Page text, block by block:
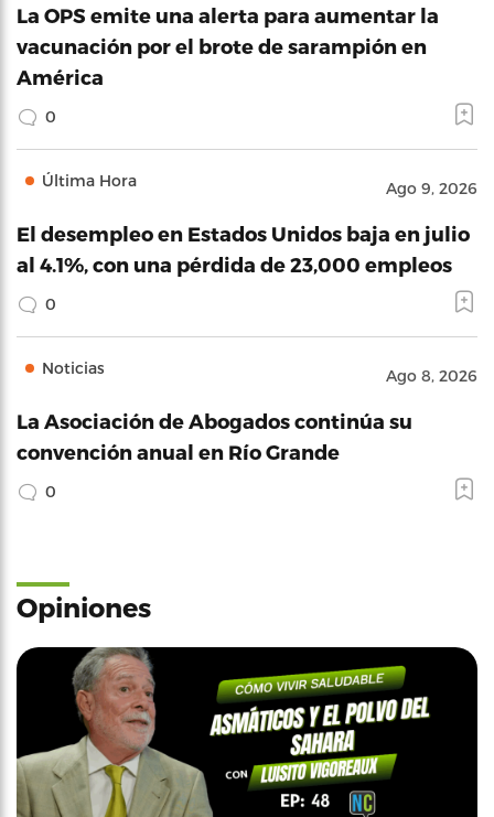
La OPS emite una alerta para aumentar la
vacunación por el brote de sarampión en
América
0
Última Hora Ago 9, 2026
El desempleo en Estados Unidos baja en julio
al 4.1%, con una pérdida de 23,000 empleos
0
Noticias Ago 8, 2026
La Asociación de Abogados continúa su
convención anual en Río Grande
0
Opiniones